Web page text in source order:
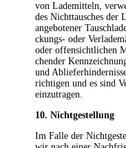
von Lade­mit­teln,
des Nicht­tau­sches der
ange­bo­te­ner
ckungs- oder
oder offen­sicht­li­chen
chen­der
und
rich­ti­gen und es sind
einzutragen.
10. Nicht­ge­stel­lung
Im Fal­le der